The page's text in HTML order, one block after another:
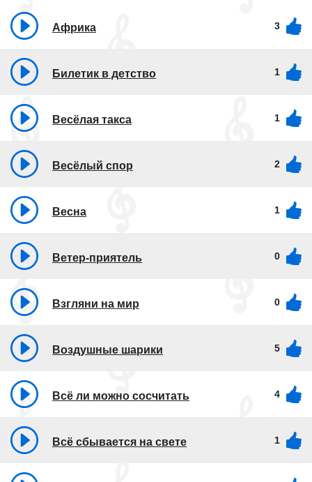
Африка 3
Билетик в детство 1
Весёлая такса 1
Весёлый спор 2
Весна 1
Ветер-приятель 0
Взгляни на мир 0
Воздушные шарики 5
Всё ли можно сосчитать 4
Всё сбывается на свете 1